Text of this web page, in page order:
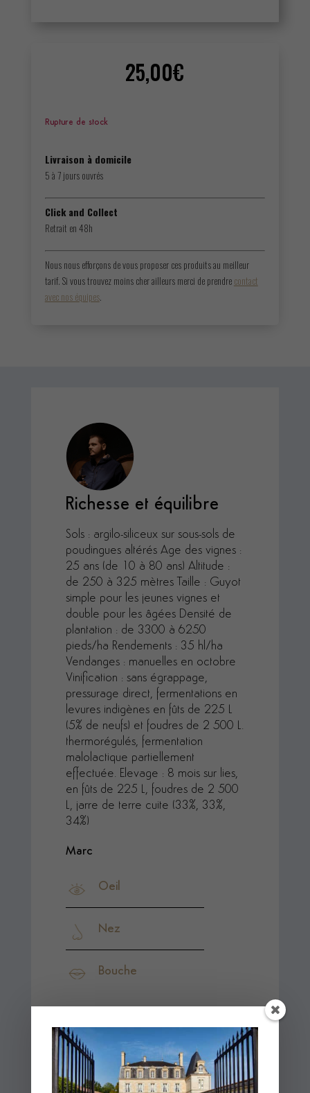
25,00€
Rupture de stock
Livraison à domicile
5 à 7 jours ouvrés
Click and Collect
Retrait en 48h
Nous nous efforçons de vous proposer ces produits au meilleur
tarif. Si vous trouvez moins cher ailleurs merci de prendrecontact
avec nos équipes.
Richesse et équilibre
Sols : argilo-siliceux sur sous-sols de
poudingues altérés Age des vignes :
25 ans (de 10 à 80 ans) Altitude :
de 250 à 325 mètres Taille : Guyot
simple pour les jeunes vignes et
double pour les âgées Densité de
plantation : de 3300 à 6250
pieds/ha Rendements : 35 hl/ha
Vendanges : manuelles en octobre
Vinification : sans égrappage,
pressurage direct, fermentations en
levures indigènes en fûts de 225 L
(5% de neufs) et foudres de 2 500 L.
thermorégulés, fermentation
malolactique partiellement
effectuée. Elevage : 8 mois sur lies,
en fûts de 225 L, foudres de 2 500
L, jarre de terre cuite (33%, 33%,
34%)
Marc
Oeil
Nez
Bouche